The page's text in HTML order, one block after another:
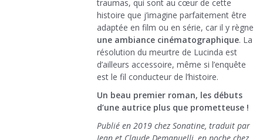
traumas, qui sont au cœur de cette
histoire que j’imagine parfaitement être
adaptée en film ou en série, car il y règne
une ambiance cinématographique. La
résolution du meurtre de Lucinda est
d’ailleurs accessoire, même si l’enquête
est le fil conducteur de l’histoire.
Un beau premier roman, les débuts
d’une autrice plus que prometteuse !
Publié en 2019 chez Sonatine, traduit par